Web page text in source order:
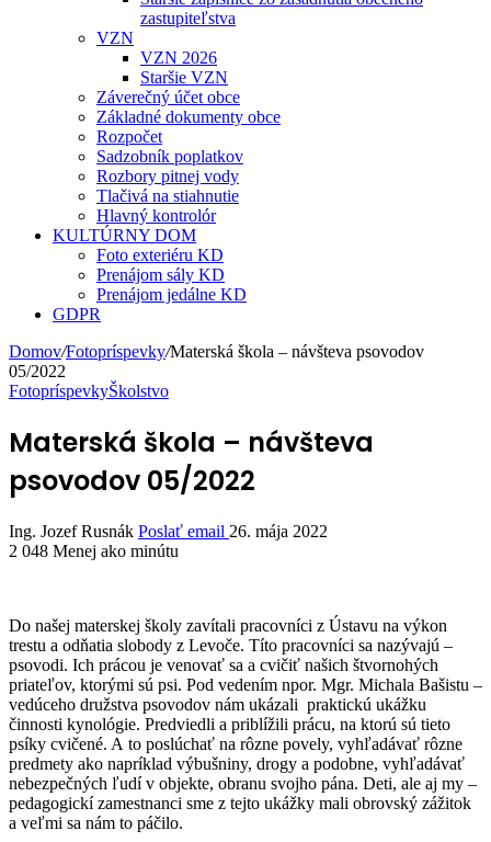
zastupiteľstva
VZN
VZN 2026
Staršie VZN
Záverečný účet obce
Základné dokumenty obce
Rozpočet
Sadzobník poplatkov
Rozbory pitnej vody
Tlačivá na stiahnutie
Hlavný kontrolór
KULTÚRNY DOM
Foto exteriéru KD
Prenájom sály KD
Prenájom jedálne KD
GDPR
Domov/Fotopríspevky/Materská škola – návšteva psovodov
05/2022
FotopríspevkyŠkolstvo
Materská škola – návšteva
psovodov 05/2022
Ing. Jozef Rusnák Poslať email 26. mája 2022
2 048 Menej ako minútu
Do našej materskej školy zavítali pracovníci z Ústavu na výkon
trestu a odňatia slobody z Levoče. Títo pracovníci sa nazývajú –
psovodi. Ich prácou je venovať sa a cvičiť našich štvornohých
priateľov, ktorými sú psi. Pod vedením npor. Mgr. Michala Bašistu –
vedúceho družstva psovodov nám ukázali praktickú ukážku
činnosti kynológie. Predviedli a priblížili prácu, na ktorú sú tieto
psíky cvičené. A to poslúchať na rôzne povely, vyhľadávať rôzne
predmety ako napríklad výbušniny, drogy a podobne, vyhľadávať
nebezpečných ľudí v objekte, obranu svojho pána. Deti, ale aj my –
pedagogickí zamestnanci sme z tejto ukážky mali obrovský zážitok
a veľmi sa nám to páčilo.